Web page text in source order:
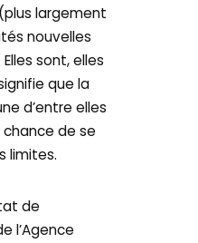
largement
nouvelles
sont, elles
que la
d’entre elles
de se
limites.
de
l’Agence